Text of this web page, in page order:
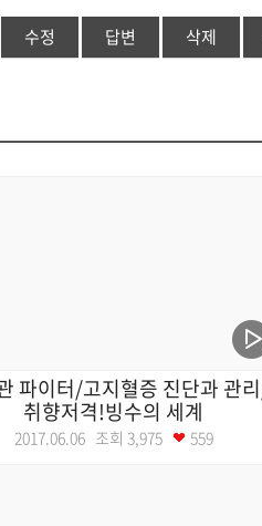
수정 답변 삭제
파이터/고지혈증 진단과 관
취향저격!빙수의 세계
2017.06.06 조회 3,975 559